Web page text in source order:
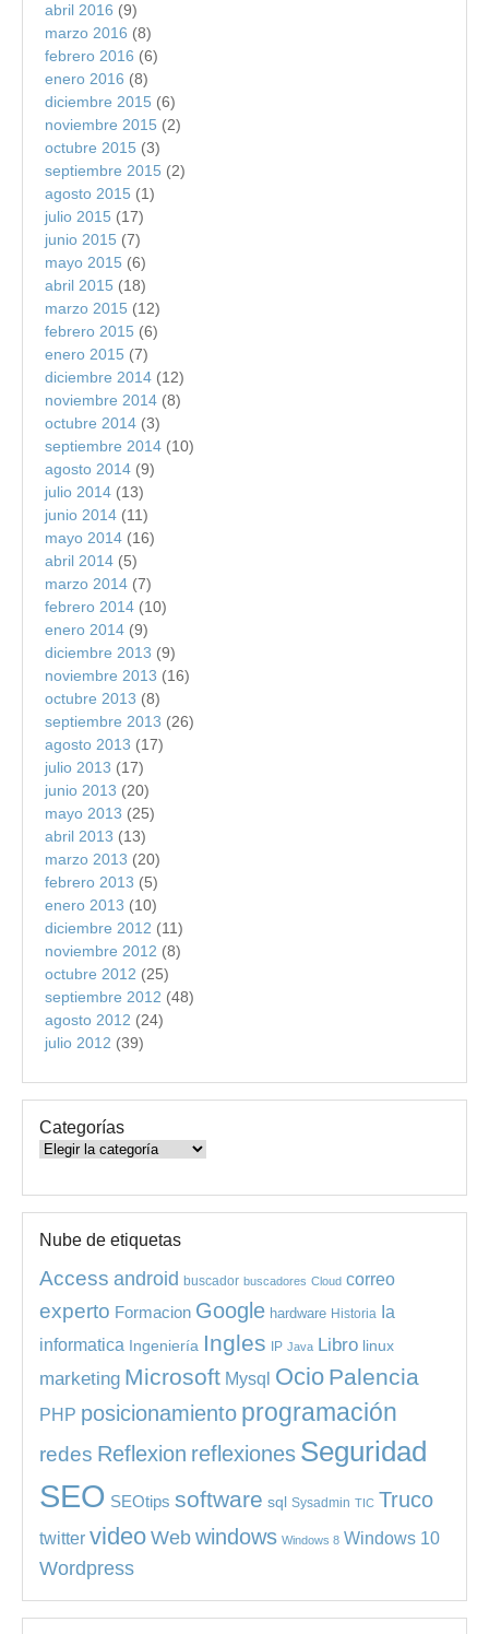
abril 2016 (9)
marzo 2016 (8)
febrero 2016 (6)
enero 2016 (8)
diciembre 2015 (6)
noviembre 2015 (2)
octubre 2015 (3)
septiembre 2015 (2)
agosto 2015 (1)
julio 2015 (17)
junio 2015 (7)
mayo 2015 (6)
abril 2015 (18)
marzo 2015 (12)
febrero 2015 (6)
enero 2015 (7)
diciembre 2014 (12)
noviembre 2014 (8)
octubre 2014 (3)
septiembre 2014 (10)
agosto 2014 (9)
julio 2014 (13)
junio 2014 (11)
mayo 2014 (16)
abril 2014 (5)
marzo 2014 (7)
febrero 2014 (10)
enero 2014 (9)
diciembre 2013 (9)
noviembre 2013 (16)
octubre 2013 (8)
septiembre 2013 (26)
agosto 2013 (17)
julio 2013 (17)
junio 2013 (20)
mayo 2013 (25)
abril 2013 (13)
marzo 2013 (20)
febrero 2013 (5)
enero 2013 (10)
diciembre 2012 (11)
noviembre 2012 (8)
octubre 2012 (25)
septiembre 2012 (48)
agosto 2012 (24)
julio 2012 (39)
Categorías
Categorías
Nube de etiquetas
Access android buscador buscadores Cloud correo
experto Formacion Google hardware Historia Ia
informatica Ingeniería Ingles IP Java Libro linux
marketing Microsoft Mysql Ocio Palencia
PHP posicionamiento programación
redes Reflexion reflexiones Seguridad
SEO SEOtips software sql Sysadmin TIC Truco
twitter video Web windows Windows 8 Windows 10
Wordpress